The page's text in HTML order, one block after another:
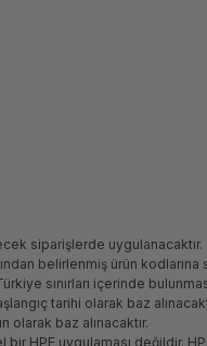
siparişlerde uygulanacaktır.
belirlenmiş ürün
sınırları içerinde
tarihi olarak baz
olarak baz alınacaktır.
uygulaması değildir.